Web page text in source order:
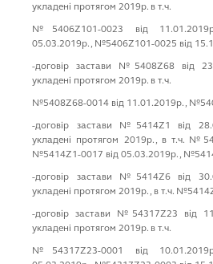
укладені протягом 2019р. в т.ч.
№5406Z101-0023 від
05.03.2019р., №5406Z101-0025 від
-договір застави №5408Z68 від
укладені протягом 2019р. в т.ч.
№5408Z68-0014 від 11.01.2019р.,
-договір застави №5414Z1 від
укладені протягом 2019р., в т.ч.
№5414Z1-0017 від 05.03.2019р.,
-договір застави №5414Z6 від
укладені протягом 2019р., в т.ч.
-договір застави №54317Z23 від
укладені протягом 2019р. в т.ч.
№54317Z23-0001 від